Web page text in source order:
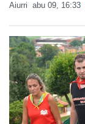
Aiurri abu 09, 16:33